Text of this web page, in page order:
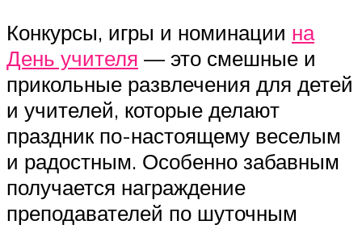
Конкурсы, игры и номинации на
День учителя — это смешные и
прикольные развлечения для детей
и учителей, которые делают
праздник по-настоящему веселым
и радостным. Особенно забавным
получается награждение
преподавателей по шуточным